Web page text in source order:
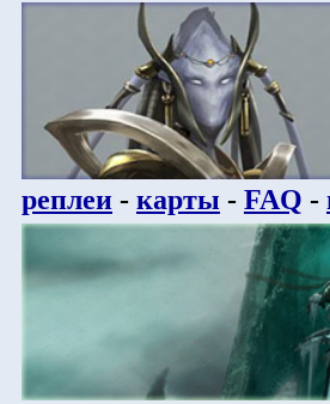
реплеи - карты - FAQ -